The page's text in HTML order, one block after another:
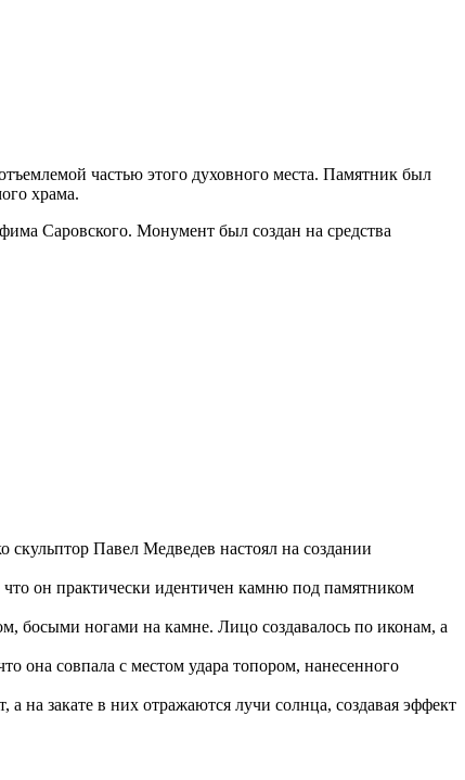
частью этого духовного места. Памятник был
храма.
Саровского. Монумент был создан на средства
Павел Медведев настоял на создании
он практически идентичен камню под памятником
босыми ногами на камне. Лицо создавалось по иконам, а
она совпала с местом удара топором, нанесенного
а на закате в них отражаются лучи солнца, создавая эффект